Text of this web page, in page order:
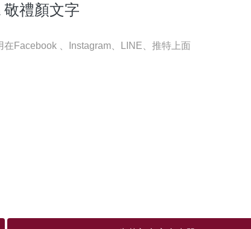
敬禮顏文字
Facebook 、Instagram、LINE、推特上面